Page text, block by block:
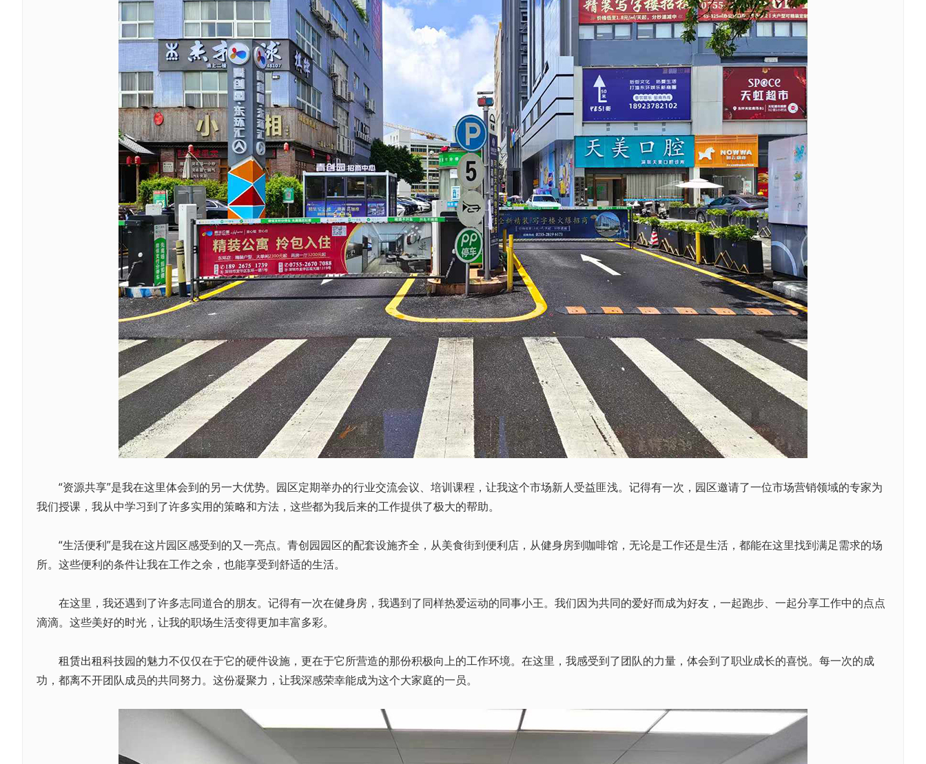
“资源共享”是我在这里体会到的另一大优势。园区定期举办的行业交流会议、培训课程，让我这个市场新人受益匪浅。记得有一次，园区邀请了一位市场营销领域的专家为
我们授课，我从中学习到了许多实用的策略和方法，这些都为我后来的工作提供了极大的帮助。
“生活便利”是我在这片园区感受到的又一亮点。青创园园区的配套设施齐全，从美食街到便利店，从健身房到咖啡馆，无论是工作还是生活，都能在这里找到满足需求的场
所。这些便利的条件让我在工作之余，也能享受到舒适的生活。
在这里，我还遇到了许多志同道合的朋友。记得有一次在健身房，我遇到了同样热爱运动的同事小王。我们因为共同的爱好而成为好友，一起跑步、一起分享工作中的点点
滴滴。这些美好的时光，让我的职场生活变得更加丰富多彩。
租赁出租科技园的魅力不仅仅在于它的硬件设施，更在于它所营造的那份积极向上的工作环境。在这里，我感受到了团队的力量，体会到了职业成长的喜悦。每一次的成
功，都离不开团队成员的共同努力。这份凝聚力，让我深感荣幸能成为这个大家庭的一员。